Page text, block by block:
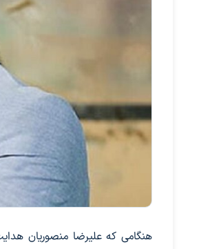
هنگامی که علیرضا منصوریان